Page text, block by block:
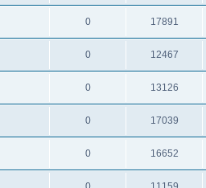
0 17891
0 12467
0 13126
0 17039
0 16652